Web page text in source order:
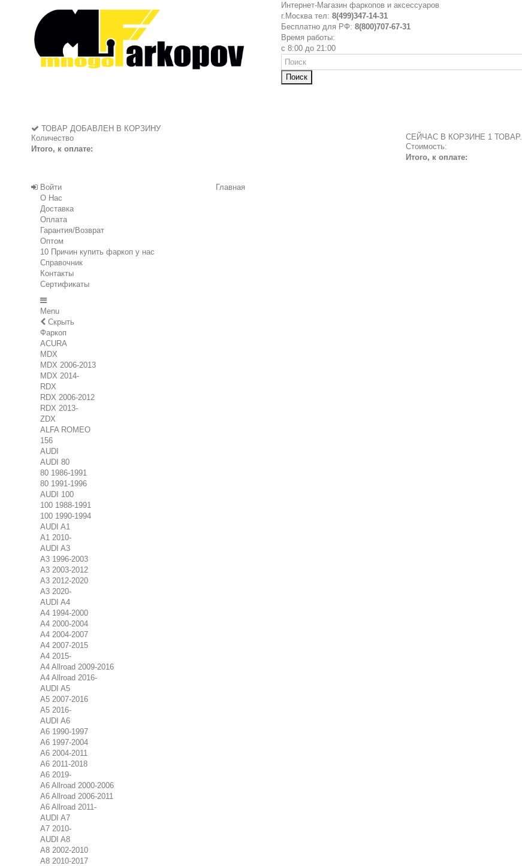
Интернет-Магазин фаркопов и аксессуаров
г.Москва тел: 8(499)347-14-31
Бесплатно для РФ: 8(800)707-67-31
Время работы:
с 8:00 до 21:00
Поиск
ТОВАР ДОБАВЛЕН В КОРЗИНУ
Количество
Итого, к оплате:
СЕЙЧАС В КОРЗИНЕ 1 ТОВАР.
Стоимость:
Итого, к оплате:
Войти
Главная
О Нас
Доставка
Оплата
Гарантия/Возврат
Оптом
10 Причин купить фаркоп у нас
Справочник
Контакты
Сертификаты
Menu
Скрыть
Фаркоп
ACURA
MDX
MDX 2006-2013
MDX 2014-
RDX
RDX 2006-2012
RDX 2013-
ZDX
ALFA ROMEO
156
AUDI
AUDI 80
80 1986-1991
80 1991-1996
AUDI 100
100 1988-1991
100 1990-1994
AUDI A1
A1 2010-
AUDI A3
A3 1996-2003
A3 2003-2012
A3 2012-2020
A3 2020-
AUDI A4
A4 1994-2000
A4 2000-2004
A4 2004-2007
A4 2007-2015
A4 2015-
A4 Allroad 2009-2016
A4 Allroad 2016-
AUDI A5
A5 2007-2016
A5 2016-
AUDI A6
A6 1990-1997
A6 1997-2004
A6 2004-2011
A6 2011-2018
A6 2019-
A6 Allroad 2000-2006
A6 Allroad 2006-2011
A6 Allroad 2011-
AUDI A7
A7 2010-
AUDI A8
A8 2002-2010
A8 2010-2017